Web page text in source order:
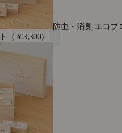
防虫・消臭 エコブ
（￥3,300）